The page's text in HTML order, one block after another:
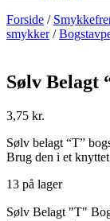
Forside /
smykker/
Sølv Belagt
3,75 kr.
Sølv belagt “T”
Brug den i et
13 på lager
Sølv Belagt "T"